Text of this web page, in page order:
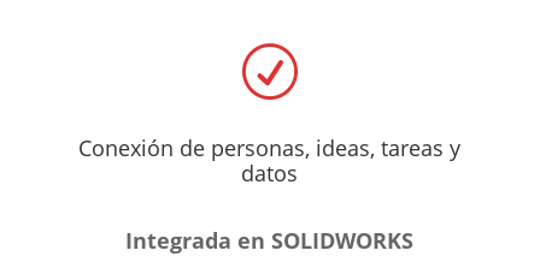
R
Conexión de personas, ideas, tareas y
datos
Integrada en SOLIDWORKS